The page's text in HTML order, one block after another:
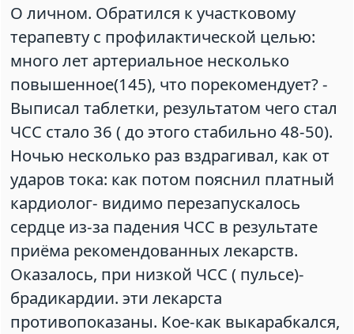
О личном. Обратился к участковому
терапевту с профилактической целью:
много лет артериальное несколько
повышенное(145), что порекомендует? -
Выписал таблетки, результатом чего стал
ЧСС стало 36 ( до этого стабильно 48-50).
Ночью несколько раз вздрагивал, как от
ударов тока: как потом пояснил платный
кардиолог- видимо перезапускалось
сердце из-за падения ЧСС в результате
приёма рекомендованных лекарств.
Оказалось, при низкой ЧСС ( пульсе)-
брадикардии. эти лекарста
противопоказаны. Кое-как выкарабкался,